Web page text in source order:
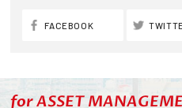
FACEBOOK
for ASSET